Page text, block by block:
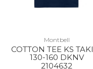
Montbell
COTTON TEE KS
130-160 DKNV
2104632